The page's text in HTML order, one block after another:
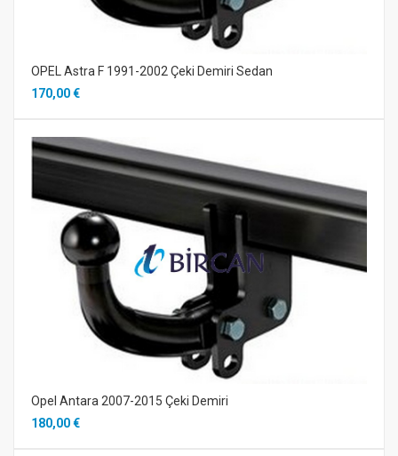
OPEL Astra F 1991-2002 Çeki Demiri Sedan
170,00 €
Opel Antara 2007-2015 Çeki Demiri
180,00 €